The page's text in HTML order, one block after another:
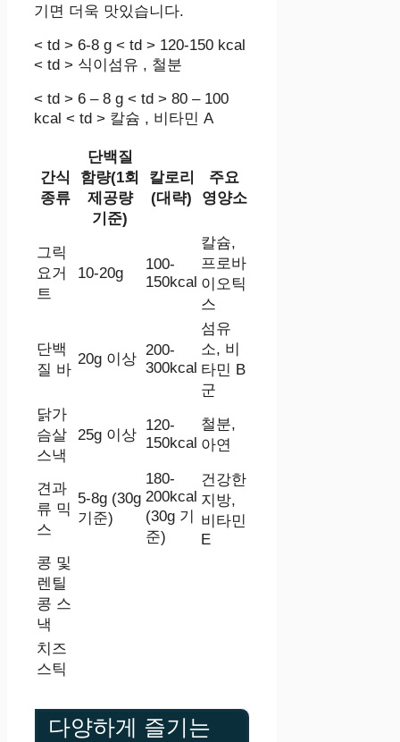
기면 더욱 맛있습니다.
< td > 6-8 g < td > 120-150 kcal
< td > 식이섬유 , 철분
< td > 6 – 8 g < td > 80 – 100
kcal < td > 칼슘 , 비타민 A
간식
종류
단백질
함량(1회
제공량
기준)
칼로리
(대략)
주요
영양소
그릭
요거
트
10-20g
100-
150kcal
칼슘,
프로바
이오틱
스
단백
질 바
20g 이상
200-
300kcal
섬유
소, 비
타민 B
군
닭가
슴살
스낵
25g 이상
120-
150kcal
철분,
아연
견과
류 믹
스
5-8g (30g
기준)
180-
200kcal
(30g 기
준)
건강한
지방,
비타민
E
콩 및
렌틸
콩 스
낵
치즈
스틱
다양하게 즐기는